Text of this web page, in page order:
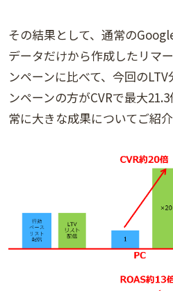
その結果として、通常の
データだけから作成したリマ
ンペーンに比べて、今回の
ンペーンの方がCVRで最大
常に大きな成果についてご紹